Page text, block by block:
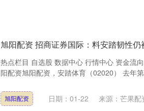
旭阳配资 招商证券国际：料安踏韧性仍
热点栏目 自选股 数据中心 行情中心 资金流
阳配资旭阳配资，安踏体育（02020） 去年
旭阳配资 日期：01-22 来源：芒果配